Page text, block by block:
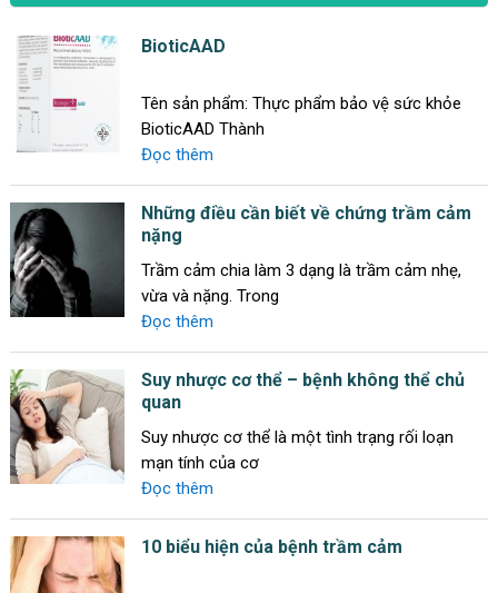
BioticAAD
Tên sản phẩm: Thực phẩm bảo vệ sức khỏe
BioticAAD Thành
Đọc thêm
Những điều cần biết về chứng trầm cảm
nặng
Trầm cảm chia làm 3 dạng là trầm cảm nhẹ,
vừa và nặng. Trong
Đọc thêm
Suy nhược cơ thể – bệnh không thể chủ
quan
Suy nhược cơ thể là một tình trạng rối loạn
mạn tính của cơ
Đọc thêm
10 biểu hiện của bệnh trầm cảm